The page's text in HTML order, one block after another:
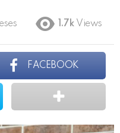
1.7k Views
FACEBOOK